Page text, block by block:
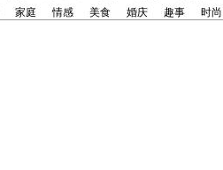
家庭 情感 美食 婚庆 趣事 时尚